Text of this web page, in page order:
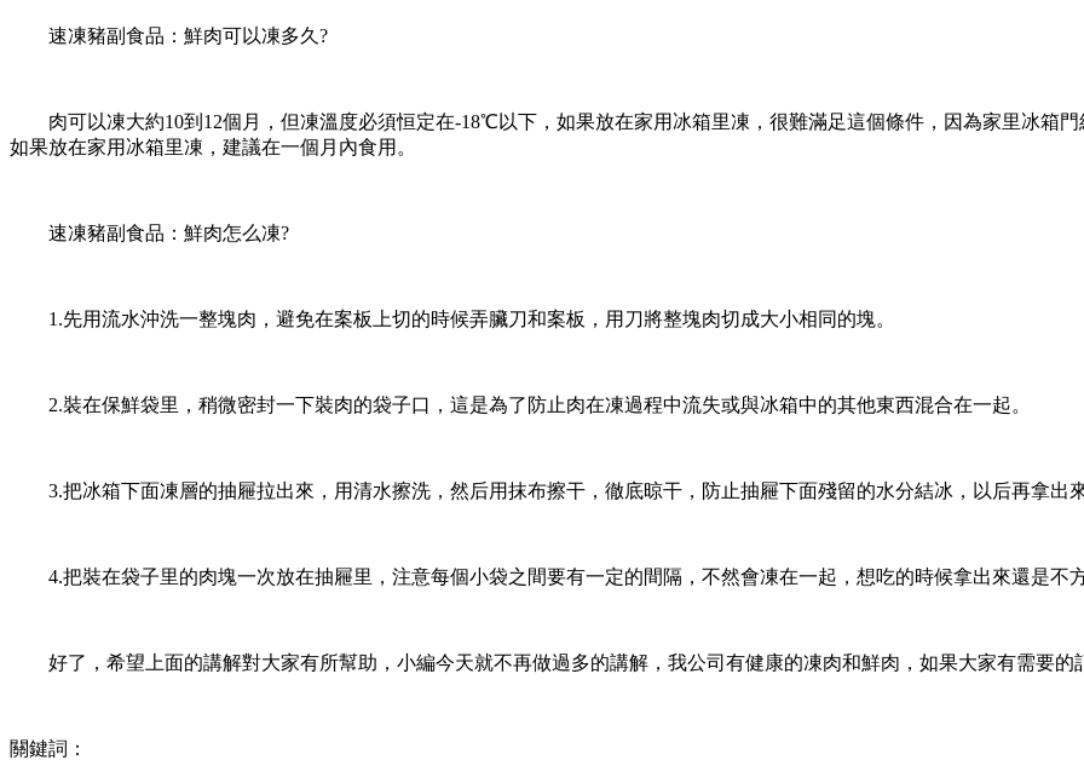
速凍豬副食品：鮮肉可以凍多久?
肉可以凍大約10到12個月，但凍溫度必須恒定在-18℃以下，如果放在家用冰箱里凍，很難滿足這個條件，因為家里冰箱門
如果放在家用冰箱里凍，建議在一個月內食用。
速凍豬副食品：鮮肉怎么凍?
1.先用流水沖洗一整塊肉，避免在案板上切的時候弄臟刀和案板，用刀將整塊肉切成大小相同的塊。
2.裝在保鮮袋里，稍微密封一下裝肉的袋子口，這是為了防止肉在凍過程中流失或與冰箱中的其他東西混合在一起。
3.把冰箱下面凍層的抽屜拉出來，用清水擦洗，然后用抹布擦干，徹底晾干，防止抽屜下面殘留的水分結冰，以后再拿出來
4.把裝在袋子里的肉塊一次放在抽屜里，注意每個小袋之間要有一定的間隔，不然會凍在一起，想吃的時候拿出來還是不方
好了，希望上面的講解對大家有所幫助，小編今天就不再做過多的講解，我公司有健康的凍肉和鮮肉，如果大家有需要的
關鍵詞：